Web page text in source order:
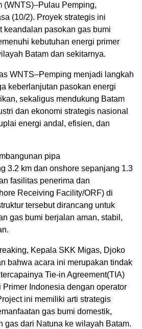
(WNTS)–Pulau Pemping,
(10/2). Proyek strategis ini
keandalan pasokan gas bumi
kebutuhan energi primer
Batam dan sekitarnya.
WNTS–Pemping menjadi langkah
keberlanjutan pasokan energi
sekaligus mendukung Batam
dan ekonomi strategis nasional
energi andal, efisien, dan
pipa
3.2 km dan onshore sepanjang 1.3
fasilitas penerima dan
Receiving Facility/ORF) di
tersebut dirancang untuk
gas bumi berjalan aman, stabil,
Kepala SKK Migas, Djoko
bahwa acara ini merupakan tindak
Tie-in Agreement(TIA)
Indonesia dengan operator
ini memiliki arti strategis
gas bumi domestik,
gas dari Natuna ke wilayah Batam.